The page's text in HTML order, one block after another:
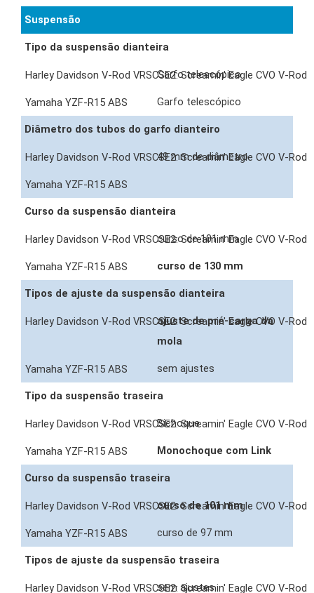
Suspensão
Tipo da suspensão dianteira
Garfo telescópico
Garfo telescópico
Diâmetro dos tubos do garfo dianteiro
49 mm de diâmetro
Curso da suspensão dianteira
curso de 101 mm
curso de 130 mm
Tipos de ajuste da suspensão dianteira
ajuste de pré-carga da
mola
sem ajustes
Tipo da suspensão traseira
Bichoque
Monochoque com Link
Curso da suspensão traseira
curso de 101 mm
curso de 97 mm
Tipos de ajuste da suspensão traseira
sem ajustes